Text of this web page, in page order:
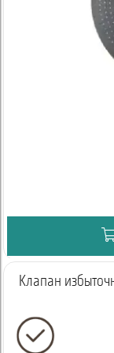
Клапан